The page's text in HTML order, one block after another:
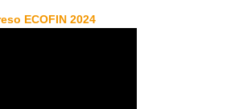
ECOFIN 2024